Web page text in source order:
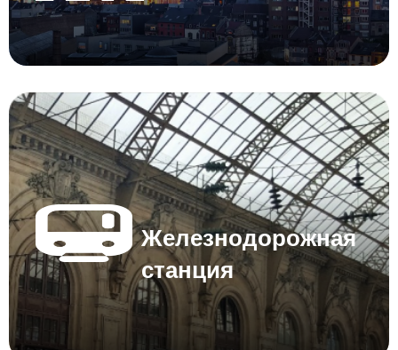
Железнодорожная
станция